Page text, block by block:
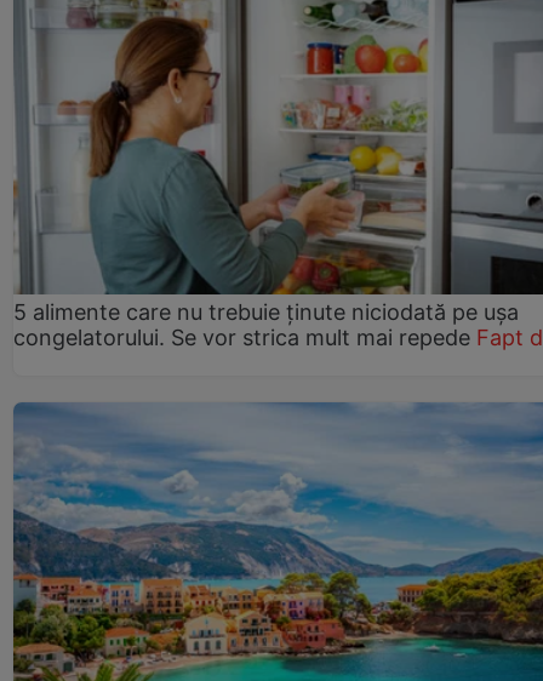
5 alimente care nu trebuie ținute niciodată pe ușa
congelatorului. Se vor strica mult mai repede Fapt